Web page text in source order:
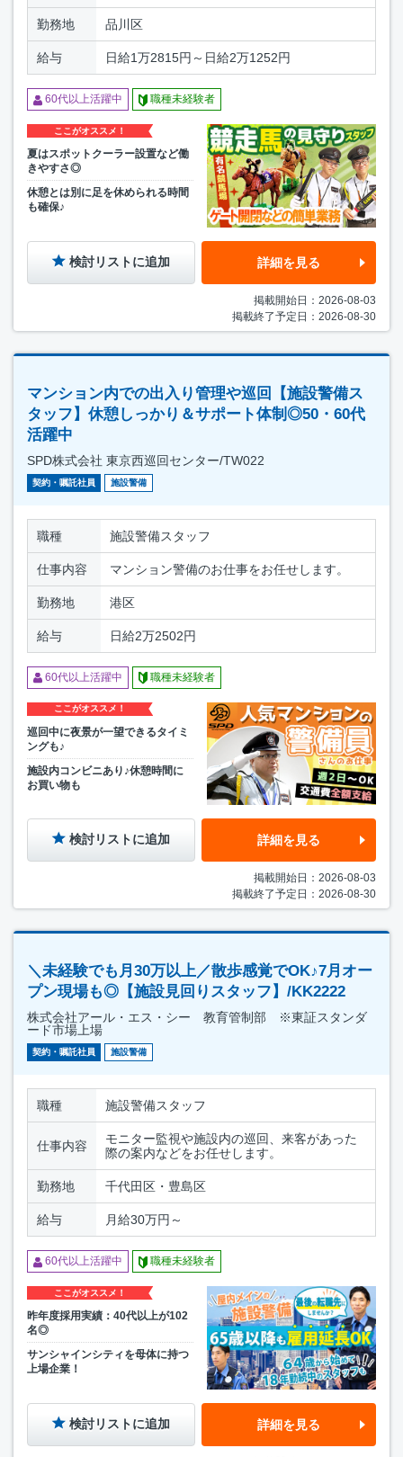
勤務地 品川区
給与 日給1万2815円～日給2万1252円
60代以上活躍中 職種未経験者
ここがオススメ！
夏はスポットクーラー設置など働
きやすさ◎
休憩とは別に足を休められる時間
も確保♪
検討リストに追加 詳細を見る
掲載開始日：2026-08-03
掲載終了予定日：2026-08-30
マンション内での出入り管理や巡回【施設警備ス
タッフ】休憩しっかり＆サポート体制◎50・60代
活躍中
SPD株式会社 東京西巡回センター/TW022
契約・嘱託社員 施設警備
職種 施設警備スタッフ
仕事内容 マンション警備のお仕事をお任せします。
勤務地 港区
給与 日給2万2502円
60代以上活躍中 職種未経験者
ここがオススメ！
巡回中に夜景が一望できるタイミ
ングも♪
施設内コンビニあり♪休憩時間に
お買い物も
検討リストに追加 詳細を見る
掲載開始日：2026-08-03
掲載終了予定日：2026-08-30
＼未経験でも月30万以上／散歩感覚でOK♪7月オー
プン現場も◎【施設見回りスタッフ】/KK2222
株式会社アール・エス・シー 教育管制部 ※東証スタンダ
ード市場上場
契約・嘱託社員 施設警備
職種 施設警備スタッフ
仕事内容
モニター監視や施設内の巡回、来客があった
際の案内などをお任せします。
勤務地 千代田区・豊島区
給与 月給30万円～
60代以上活躍中 職種未経験者
ここがオススメ！
昨年度採用実績：40代以上が102
名◎
サンシャインシティを母体に持つ
上場企業！
検討リストに追加 詳細を見る